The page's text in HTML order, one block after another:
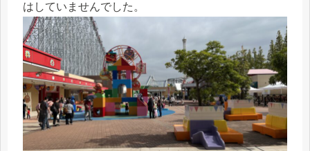
はしていませんでした。